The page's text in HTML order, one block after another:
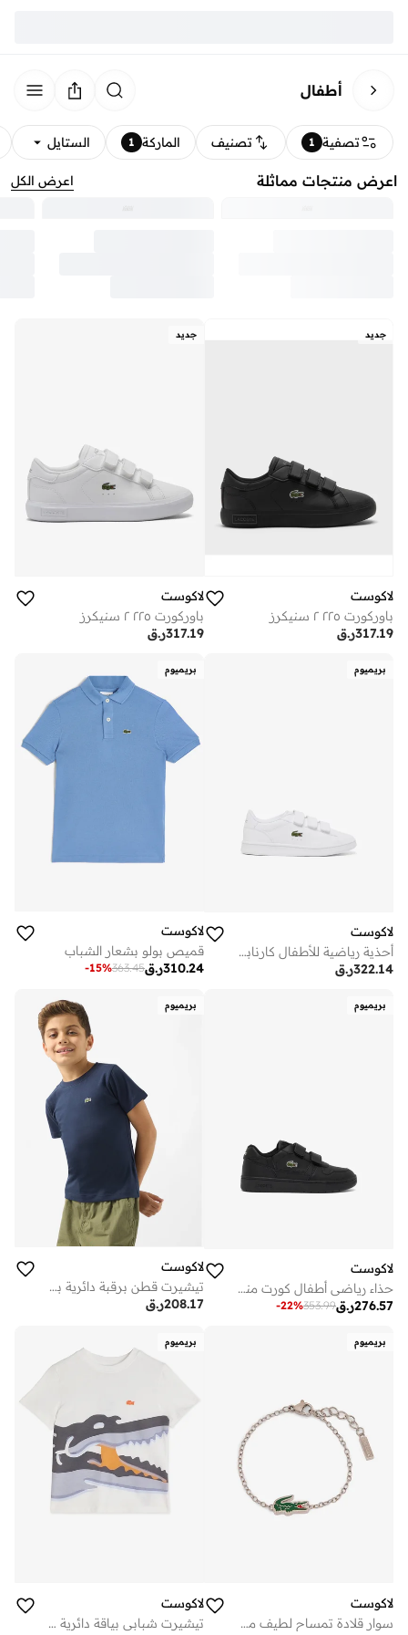
أطفال
تصفية 1 تصنيف الماركة 1 الستايل
اعرض منتجات مماثلة اعرض الكل
جديد
لاكوست
باوركورت ٢٢٥ ٢ سنيكرز
ر.ق317.19
جديد
لاكوست
باوركورت ٢٢٥ ٢ سنيكرز
ر.ق317.19
بريميوم
لاكوست
أحذية رياضية للأطفال كارنابي منخفضة
ر.ق322.14
بريميوم
لاكوست
قميص بولو بشعار الشباب
ر.ق310.24
363.45
-15%
بريميوم
لاكوست
حذاء رياضي أطفال كورت منخفض -
ر.ق276.57
353.99
-22%
بريميوم
لاكوست
تيشيرت قطن برقبة دائرية بشعار للأطفال
ر.ق208.17
بريميوم
لاكوست
سوار قلادة تمساح لطيف من الفولاذ المقاوم للصدأ
بريميوم
لاكوست
تيشيرت شبابي بياقة دائرية وطبعة